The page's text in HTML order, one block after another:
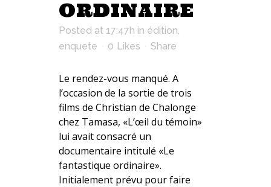
ORDINAIRE
Posted at 17:47h in édition,
enquete
0 Likes Share
Le rendez-vous manqué. A
l’occasion de la sortie de trois
films de Christian de Chalonge
chez Tamasa, «L’œil du témoin»
lui avait consacré un
documentaire intitulé «Le
fantastique ordinaire».
Initialement prévu pour faire